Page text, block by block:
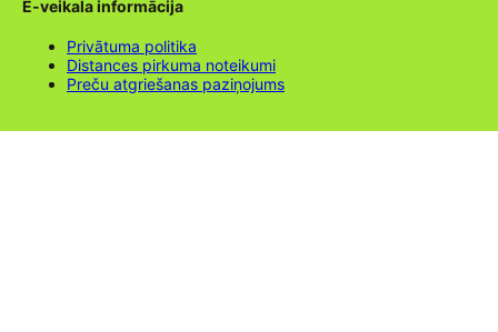
E-veikala informācija
Privātuma politika
Distances pirkuma noteikumi
Preču atgriešanas paziņojums